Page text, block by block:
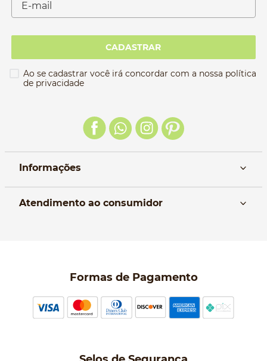
CADASTRAR
Ao se cadastrar você irá concordar com a nossa política
de privacidade
Informações
Atendimento ao consumidor
Política de Privacidade
Perguntas frequentes
Formas de Pagamento